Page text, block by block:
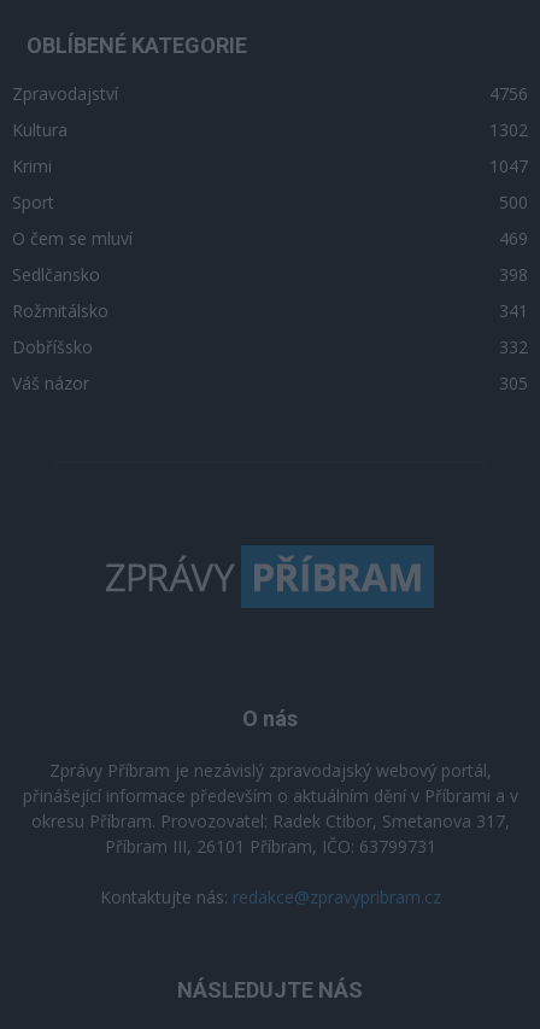
OBLÍBENÉ KATEGORIE
Zpravodajství
4756
Kultura
1302
Krimi
1047
Sport
500
O čem se mluví
469
Sedlčansko
398
Rožmitálsko
341
Dobříšsko
332
Váš názor
305
O nás
Zprávy Příbram je nezávislý zpravodajský webový portál,
přinášející informace především o aktuálním dění v Příbrami a v
okresu Příbram. Provozovatel: Radek Ctibor, Smetanova 317,
Příbram III, 26101 Příbram, IČO: 63799731
Kontaktujte nás: redakce@zpravypribram.cz
NÁSLEDUJTE NÁS